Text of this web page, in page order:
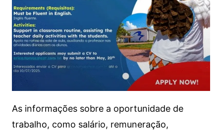
As informações sobre a oportunidade de
trabalho, como salário, remuneração,